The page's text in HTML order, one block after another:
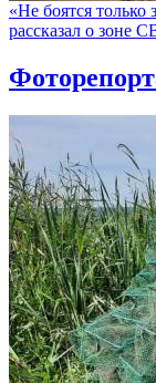
«Не боятся
рассказал о зоне